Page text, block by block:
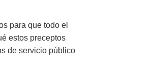
para que todo el
estos preceptos
de servicio público